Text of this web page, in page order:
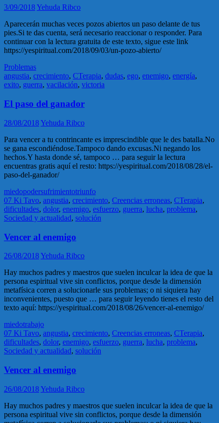
3/09/2018Yehuda Ribco
Aparecerán muchas veces pozos abiertos un paso delante de tus
pies.Si te das cuenta, será necesario reaccionar o responder. Para
continuar con la lectura gratuita de este texto, sigue este link
https://yespiritual.com/2018/09/03/un-pozo-abierto/
Problemas
angustia, crecimiento, CTerapia, dudas, ego, enemigo, energía,
exito, guerra, vacilación, victoria
El paso del ganador
28/08/2018Yehuda Ribco
Para vencer a tu contrincante es imprescindible que le des batalla.No
se gana escondiéndose.Tampoco dando excusas.Ni negando los
hechos.Y hasta donde sé, tampoco … para seguir la lectura
encuentras gratis aquí el resto: https://yespiritual.com/2018/08/28/el-
paso-del-ganador/
miedopodersufrimientotriunfo
07 Ki Tavo, angustia, crecimiento, Creencias erroneas, CTerapia,
dificultades, dolor, enemigo, esfuerzo, guerra, lucha, problema,
Sociedad y actualidad, solución
Vencer al enemigo
26/08/2018Yehuda Ribco
Hay muchos padres y maestros que suelen inculcar la idea de que la
persona espiritual vive sin conflictos, porque desde la dimensión
metafísica corren a solucionarle sus problemas; o ni siquiera hay
inconvenientes, puesto que … para seguir leyendo tienes el resto del
texto aquí: https://yespiritual.com/2018/08/26/vencer-al-enemigo/
miedotrabajo
07 Ki Tavo, angustia, crecimiento, Creencias erroneas, CTerapia,
dificultades, dolor, enemigo, esfuerzo, guerra, lucha, problema,
Sociedad y actualidad, solución
Vencer al enemigo
26/08/2018Yehuda Ribco
Hay muchos padres y maestros que suelen inculcar la idea de que la
persona espiritual vive sin conflictos, porque desde la dimensión